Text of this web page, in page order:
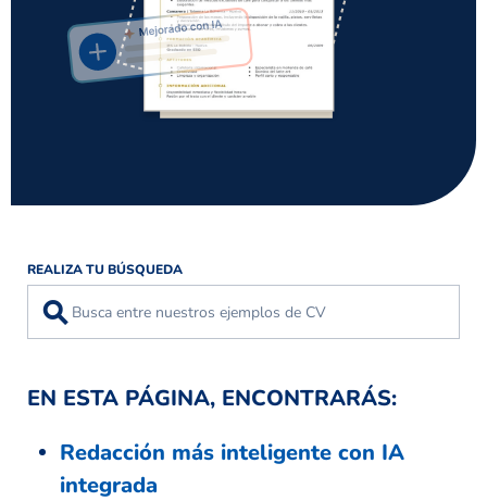
REALIZA TU BÚSQUEDA
⚲
EN ESTA PÁGINA, ENCONTRARÁS:
Redacción más inteligente con IA
integrada